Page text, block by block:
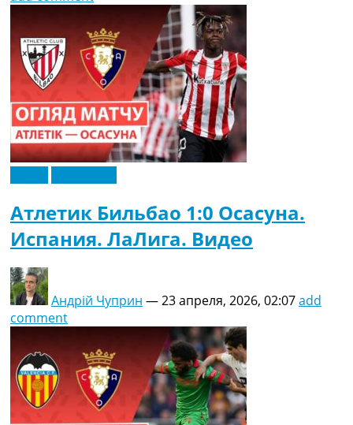
Атлетик Бильбао 1:0 Осасуна.
Испания. ЛаЛига. Видео
Андрій Чуприн —23 апреля, 2026, 02:07add
comment